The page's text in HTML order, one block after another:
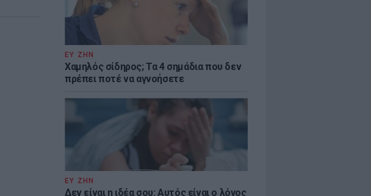
ΕΥ ΖΗΝ
Χαμηλός σίδηρος; Τα 4 σημάδια που δεν
πρέπει ποτέ να αγνοήσετε
ΕΥ ΖΗΝ
Δεν είναι η ιδέα σου: Αυτός είναι ο λόγος